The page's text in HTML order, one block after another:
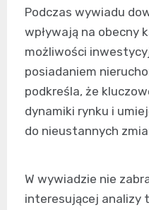
Podczas wywiadu
wpływają na obecny
możliwości
posiadaniem
podkreśla, że
dynamiki rynku i
do nieustannych
W wywiadzie nie
interesującej analizy